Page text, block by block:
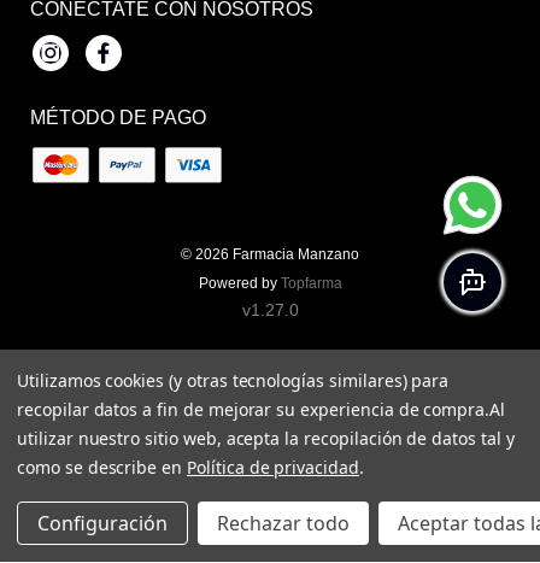
CONÉCTATE CON NOSOTROS
InstagramFacebook
MÉTODO DE PAGO
© 2026 Farmacia Manzano
Powered by Topfarma
v1.27.0
Utilizamos cookies (y otras tecnologías similares) para
recopilar datos a fin de mejorar su experiencia de compra.Al
utilizar nuestro sitio web, acepta la recopilación de datos tal y
como se describe en Política de privacidad.
Configuración Rechazar todo Aceptar todas